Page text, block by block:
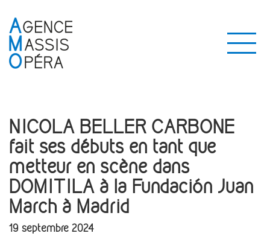
NICOLA BELLER CARBONE
fait ses débuts en tant que
metteur en scène dans
DOMITILA à la Fundación Juan
March à Madrid
19 septembre 2024